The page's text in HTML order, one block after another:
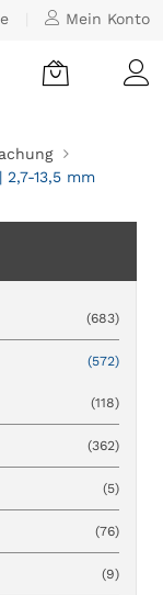
Mein Konto
2,7-13,5 mm
(683)
(572)
(118)
(362)
(5)
(76)
(9)